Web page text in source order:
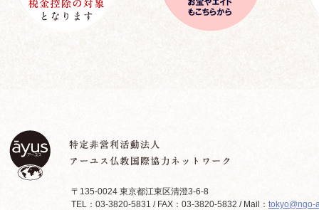
〒135-0024 東京都江東区清澄3-6-8
TEL：03-3820-5831 / FAX：03-3820-5832 / Mail： tokyo@ngo-